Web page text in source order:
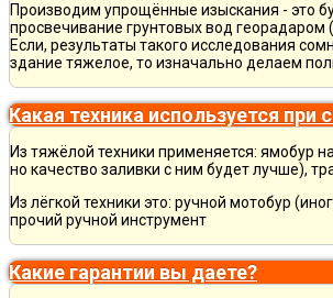
Производим упрощённые изыскания - это
просвечивание грунтовых вод георадаром
Если, результаты такого исследования
здание тяжелое, то изначально делаем
Какая техника используется при
Из тяжёлой техники применяется: ямобур
но качество заливки с ним будет лучше),
Из лёгкой техники это: ручной мотобур
прочий ручной инструмент
Какие гарантии вы даете?